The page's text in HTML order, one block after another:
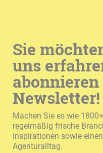
Sie
uns
Newsletter!
Machen Sie es wie
regelmäßig frische
Inspirationen sowie
Agenturalltag.